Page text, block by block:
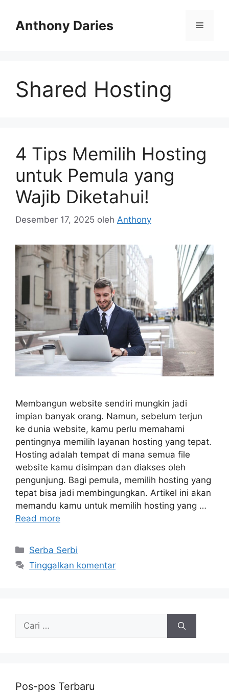
Anthony Daries Menu
Shared Hosting
4 Tips Memilih Hosting
untuk Pemula yang
Wajib Diketahui!
Desember 17, 2025 oleh Anthony
Membangun website sendiri mungkin jadi
impian banyak orang. Namun, sebelum terjun
ke dunia website, kamu perlu memahami
pentingnya memilih layanan hosting yang tepat.
Hosting adalah tempat di mana semua file
website kamu disimpan dan diakses oleh
pengunjung. Bagi pemula, memilih hosting yang
tepat bisa jadi membingungkan. Artikel ini akan
memandu kamu untuk memilih hosting yang …
Read more
Kategori
Serba Serbi
Tinggalkan komentar
Cari
Pos-pos Terbaru